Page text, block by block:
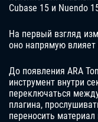
Cubase 15 и Nuendo
На первый взгляд
оно напрямую
До появления ARA
инструмент внутри
переключаться
плагина,
переносить